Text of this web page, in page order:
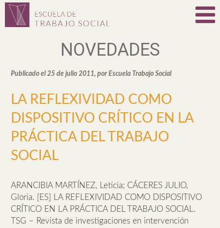
NOVEDADES
Publicado el 25 de julio 2011, por Escuela Trabajo Social
LA REFLEXIVIDAD COMO
DISPOSITIVO CRÍTICO EN LA
PRÁCTICA DEL TRABAJO
SOCIAL
ARANCIBIA MARTÍNEZ, Leticia; CÁCERES JULIO,
Gloria. [ES] LA REFLEXIVIDAD COMO DISPOSITIVO
CRÍTICO EN LA PRÁCTICA DEL TRABAJO SOCIAL.
TSG – Revista de investigaciones en intervención